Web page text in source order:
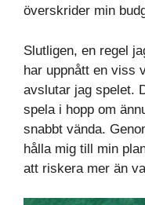
överskrider min
Slutligen, en regel
har uppnått en viss
avslutar jag spelet.
spela i hopp om
snabbt vända.
hålla mig till min
att riskera mer än